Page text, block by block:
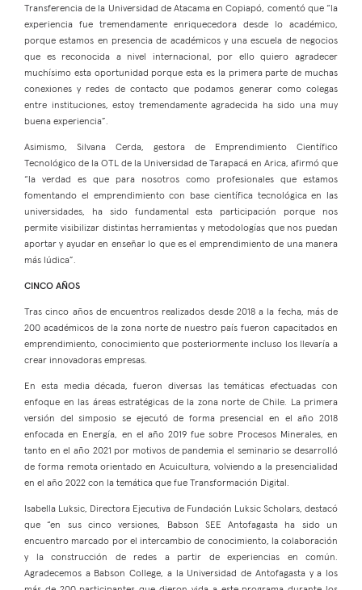
Transferencia de la Universidad de Atacama en Copiapó, comentó que “la
experiencia fue tremendamente enriquecedora desde lo académico,
porque estamos en presencia de académicos y una escuela de negocios
que es reconocida a nivel internacional, por ello quiero agradecer
muchísimo esta oportunidad porque esta es la primera parte de muchas
conexiones y redes de contacto que podamos generar como colegas
entre instituciones, estoy tremendamente agradecida ha sido una muy
buena experiencia”.
Asimismo, Silvana Cerda, gestora de Emprendimiento Científico
Tecnológico de la OTL de la Universidad de Tarapacá en Arica, afirmó que
“la verdad es que para nosotros como profesionales que estamos
fomentando el emprendimiento con base científica tecnológica en las
universidades, ha sido fundamental esta participación porque nos
permite visibilizar distintas herramientas y metodologías que nos puedan
aportar y ayudar en enseñar lo que es el emprendimiento de una manera
más lúdica”.
CINCO AÑOS
Tras cinco años de encuentros realizados desde 2018 a la fecha, más de
200 académicos de la zona norte de nuestro país fueron capacitados en
emprendimiento, conocimiento que posteriormente incluso los llevaría a
crear innovadoras empresas.
En esta media década, fueron diversas las temáticas efectuadas con
enfoque en las áreas estratégicas de la zona norte de Chile. La primera
versión del simposio se ejecutó de forma presencial en el año 2018
enfocada en Energía, en el año 2019 fue sobre Procesos Minerales, en
tanto en el año 2021 por motivos de pandemia el seminario se desarrolló
de forma remota orientado en Acuicultura, volviendo a la presencialidad
en el año 2022 con la temática que fue Transformación Digital.
Isabella Luksic, Directora Ejecutiva de Fundación Luksic Scholars, destacó
que “en sus cinco versiones, Babson SEE Antofagasta ha sido un
encuentro marcado por el intercambio de conocimiento, la colaboración
y la construcción de redes a partir de experiencias en común.
Agradecemos a Babson College, a la Universidad de Antofagasta y a los